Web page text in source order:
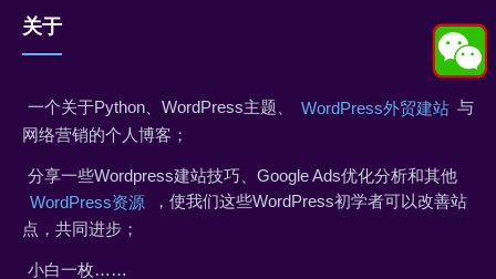
关于
一个关于Python、WordPress主题、 WordPress外贸建站 与
网络营销的个人博客；
分享一些Wordpress建站技巧、Google Ads优化分析和其他
WordPress资源
，使我们这些WordPress初学者可以改善站
点，共同进步；
小白一枚……